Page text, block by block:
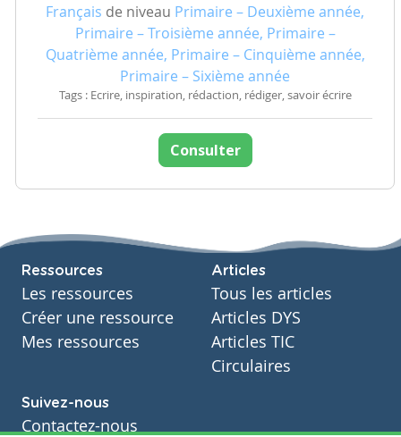
Français de niveau Primaire – Deuxième année,
Primaire – Troisième année, Primaire –
Quatrième année, Primaire – Cinquième année,
Primaire – Sixième année
Tags : Ecrire, inspiration, rédaction, rédiger, savoir écrire
Consulter
Ressources
Les ressources
Créer une ressource
Mes ressources
Articles
Tous les articles
Articles DYS
Articles TIC
Circulaires
Suivez-nous
Contactez-nous